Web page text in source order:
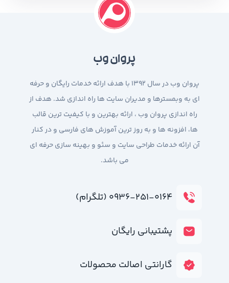
پروان وب
پروان وب در سال 1392 با هدف ارائه خدمات رایگان و حرفه
ای به وبمسترها و مدیران سایت ها راه اندازی شد. هدف از
راه اندازی پروان وب ، ارائه بهترین و با کیفیت ترین قالب
ها، افزونه ها و به روز ترین آموزش های فارسی و در کنار
آن ارائه خدمات طراحی سایت و سئو و بهینه سازی حرفه ای
می باشد.
۰۹۳۶-۲۵۱-۰۱۶۴ (تلگرام)
پشتیبانی رایگان
گارانتی اصالت محصولات